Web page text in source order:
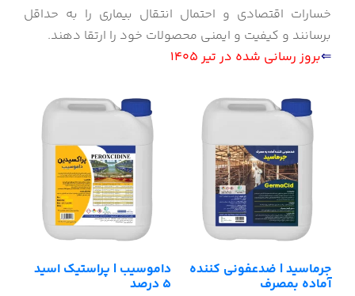
خسارات اقتصادی و احتمال انتقال بیماری را به حداقل
برسانند و کیفیت و ایمنی محصولات خود را ارتقا دهند.
⇐بروز رسانی شده در تیر 1405
جرماسید | ضدعفونی کننده
آماده بمصرف
داموسیب | پراستیک اسید
5 درصد